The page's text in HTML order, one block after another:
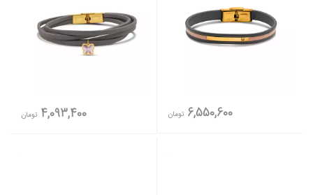
6,550,600 تومان 4,093,400 تومان